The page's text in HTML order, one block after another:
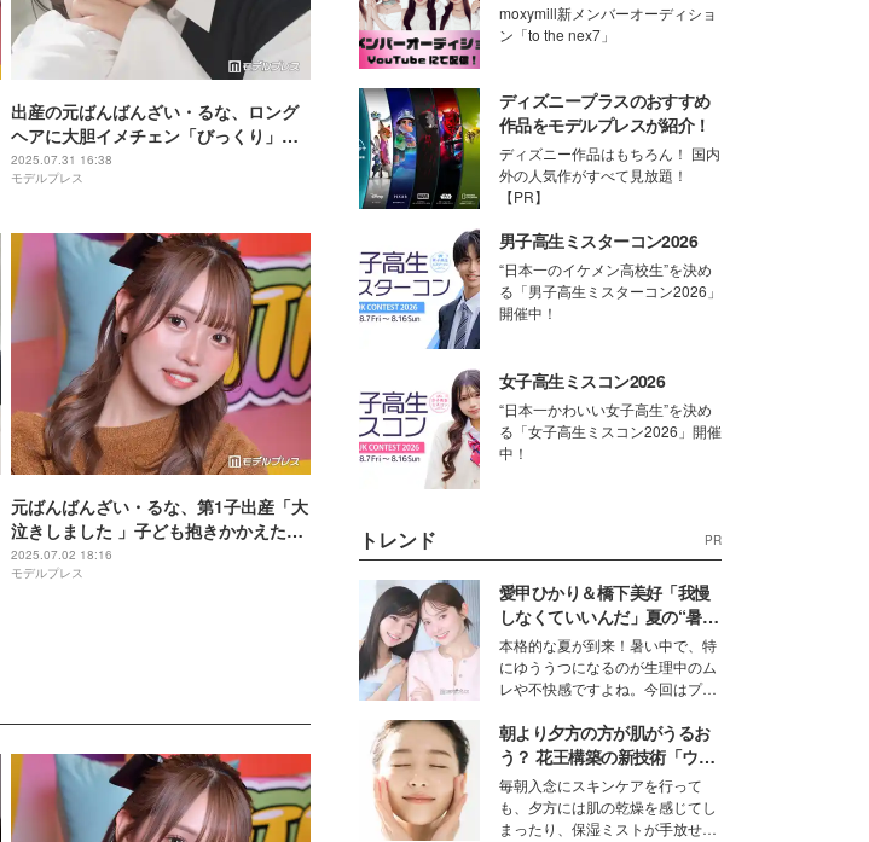
出産の元ばんばんざい・るな、ロング
ヘアに大胆イメチェン「びっくり」
「印象変わる」
2025.07.31 16:38
モデルプレス
元ばんばんざい・るな、第1子出産「大
泣きしました 」子ども抱きかかえた2
ショット動画公開
2025.07.02 18:16
モデルプレス
moxymill新メンバーオーディショ
ン「to the nex7」
ディズニープラスのおすすめ
作品をモデルプレスが紹介！
ディズニー作品はもちろん！ 国内
外の人気作がすべて見放題！
【PR】
男子高生ミスターコン2026
“日本一のイケメン高校生”を決め
る「男子高生ミスターコン2026」
開催中！
女子高生ミスコン2026
“日本一かわいい女子高生”を決め
る「女子高生ミスコン2026」開催
中！
トレンド PR
愛甲ひかり＆橋下美好「我慢
しなくていいんだ」夏の“暑さ
対策”の新しい選択肢とは？
本格的な夏が到来！暑い中で、特
にゆううつになるのが生理中のム
レや不快感ですよね。今回はプラ
モデル・愛甲ひかりさんと橋下美
好さんを迎えて本音で女子会トー
ク。猛暑のお出かけを快適に過ご
すヒントや、2人が感動した夏の
生理の新常識にも迫りました。
朝より夕方の方が肌がうるお
う？ 花王構築の新技術「ウォ
ーターキャプチャリングスキ
ン（捕水肌）」がスキンケア
の常識を変える予感
毎朝入念にスキンケアを行って
も、夕方には肌の乾燥を感じてし
まったり、保湿ミストが手放せな